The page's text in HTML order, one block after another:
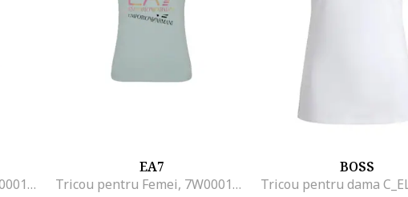
Tricou pentru Femei, 7W000182-AF10373-U9024, Verde, Verde
EA7
Tricou pentru Femei, 7W000182-AF10373-U9024, Verde, Verde
BOSS